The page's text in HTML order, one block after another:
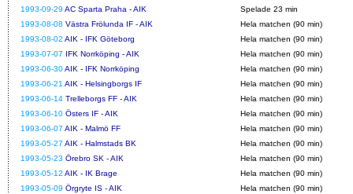
1993-09-29 AC Sparta Praha - AIK
Spelade 23 min
1993-08-08 Västra Frölunda IF - AIK
Hela matchen (90 min)
1993-08-02 AIK - IFK Göteborg
Hela matchen (90 min)
1993-07-07 IFK Norrköping - AIK
Hela matchen (90 min)
1993-06-30AIK - IFK Norrköping
Hela matchen (90 min)
1993-06-21 AIK - Helsingborgs IF
Hela matchen (90 min)
1993-06-14 Trelleborgs FF - AIK
Hela matchen (90 min)
1993-06-10 Östers IF - AIK
Hela matchen (90 min)
1993-06-07 AIK - Malmö FF
Hela matchen (90 min)
1993-05-27 AIK - Halmstads BK
Hela matchen (90 min)
1993-05-23 Örebro SK - AIK
Hela matchen (90 min)
1993-05-12 AIK - IK Brage
Hela matchen (90 min)
1993-05-09 Örgryte IS - AIK
Hela matchen (90 min)